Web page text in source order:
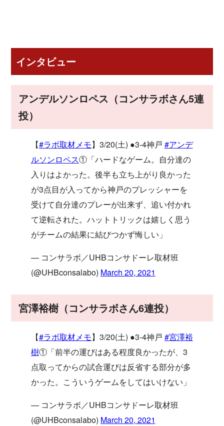
インタビュー
アンデルソンロペス（コンサラボさん5連
投）
【#ラボ取材メモ】3/20(土) ●3-4神戸 #アンデ
ルソンロペス①「ハードなゲーム。自分達の
入りはよかった。後半も立ち上がり良かった
が3点目が入ってから神戸のプレッシャーを
受けて自分達のプレーが出来ず、追い付かれ
て逆転された。ハットトリックは嬉しく思う
がチームの結果に結びつかず悔しい」
— コンサラボ／UHBコンサドーレ取材班
(@UHBconsalabo) March 20, 2021
宮澤裕樹（コンサラボさん6連投）
【#ラボ取材メモ】3/20(土) ●3-4神戸 #宮澤裕
樹①「前半の運びはある程度良かったが、3
点取ってからの試合運びは反省する部分が多
かった。こういうゲームをしてはいけない」
— コンサラボ／UHBコンサドーレ取材班
(@UHBconsalabo) March 20, 2021